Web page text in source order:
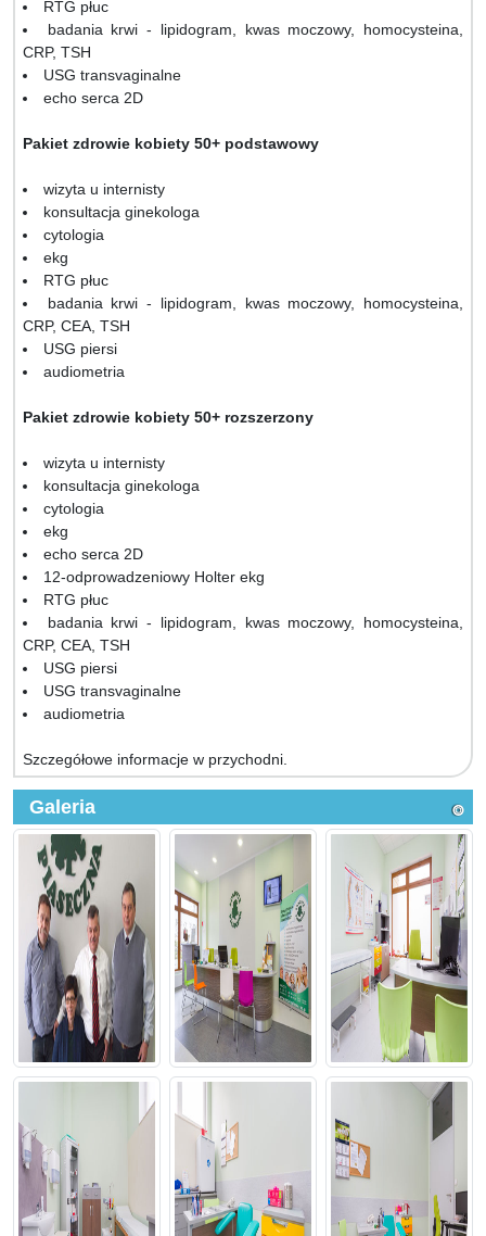
RTG płuc
badania krwi - lipidogram, kwas moczowy, homocysteina,
CRP, TSH
USG transvaginalne
echo serca 2D
Pakiet zdrowie kobiety 50+ podstawowy
wizyta u internisty
konsultacja ginekologa
cytologia
ekg
RTG płuc
badania krwi - lipidogram, kwas moczowy, homocysteina,
CRP, CEA, TSH
USG piersi
audiometria
Pakiet zdrowie kobiety 50+ rozszerzony
wizyta u internisty
konsultacja ginekologa
cytologia
ekg
echo serca 2D
12-odprowadzeniowy Holter ekg
RTG płuc
badania krwi - lipidogram, kwas moczowy, homocysteina,
CRP, CEA, TSH
USG piersi
USG transvaginalne
audiometria
Szczegółowe informacje w przychodni.
Galeria